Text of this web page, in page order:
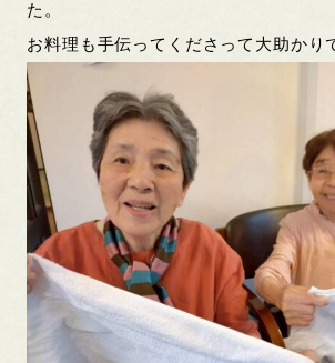
た。
お料理も手伝ってくださって大助かり